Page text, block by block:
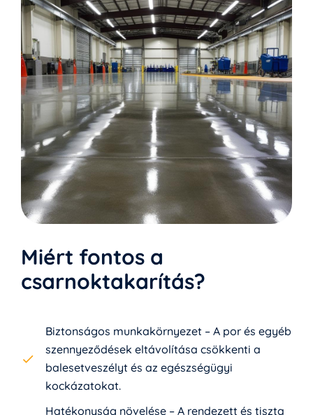
Miért fontos a
csarnoktakarítás?
Biztonságos munkakörnyezet – A por és egyéb
szennyeződések eltávolítása csökkenti a
balesetveszélyt és az egészségügyi
kockázatokat.
Hatékonyság növelése – A rendezett és tiszta